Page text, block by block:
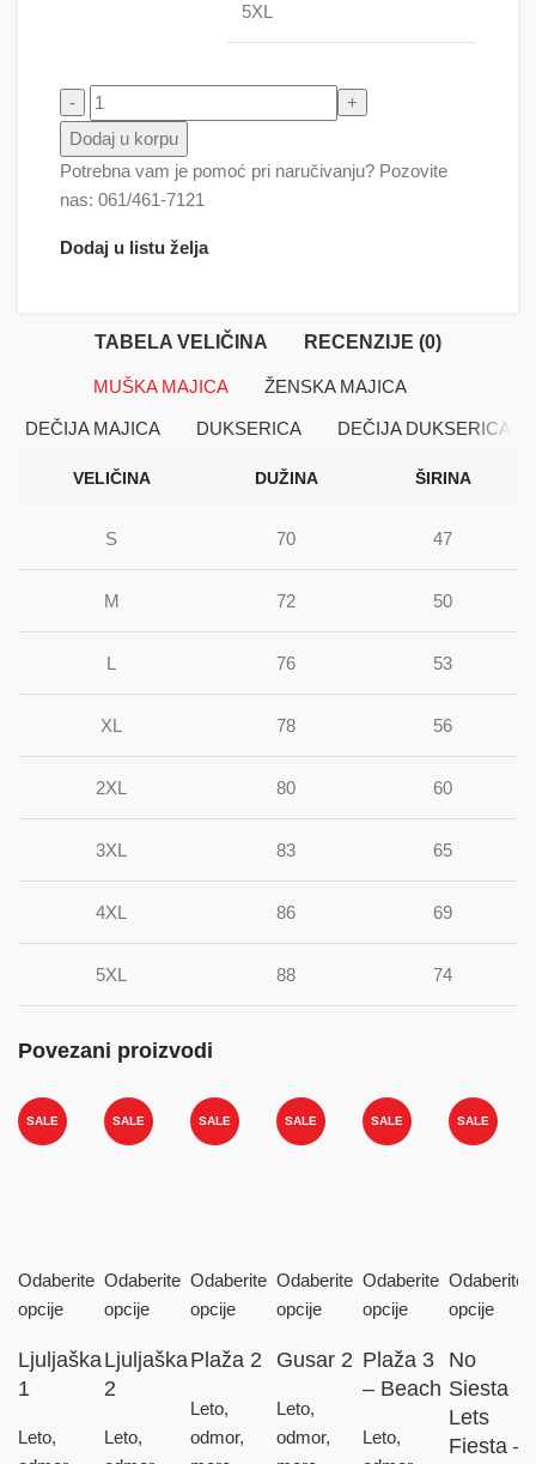
5XL
Palme količina
Dodaj u korpu
Potrebna vam je pomoć pri naručivanju? Pozovite
nas: 061/461-7121
Dodaj u listu želja
TABELA VELIČINA RECENZIJE (0)
MUŠKA MAJICA ŽENSKA MAJICA
DEČIJA MAJICA DUKSERICA DEČIJA DUKSERICA
VELIČINA DUŽINA ŠIRINA
S 70 47
M 72 50
L 76 53
XL 78 56
2XL 80 60
3XL 83 65
4XL 86 69
5XL 88 74
Povezani proizvodi
SALE
Odaberite
opcije
Ljuljaška
1
Leto,
SALE
Odaberite
opcije
Ljuljaška
2
Leto,
SALE
Odaberite
opcije
Plaža 2
Leto,
odmor,
SALE
Odaberite
opcije
Gusar 2
Leto,
odmor,
SALE
Odaberite
opcije
Plaža 3
– Beach
Leto,
SALE
Odaberite
opcije
No
Siesta
Lets
Fiesta –